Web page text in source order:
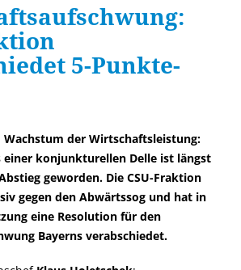
5-Punkte-
Wachstum der Wirtschaftsleistung:
einer konjunkturellen Delle ist längst
geworden. Die CSU-Fraktion
gegen den Abwärtssog und hat in
eine Resolution für den
Bayerns verabschiedet.